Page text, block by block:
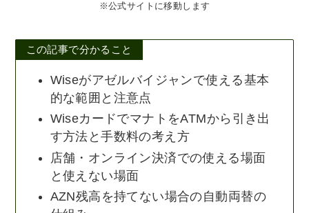
※公式サイトに移動します
この記事で分かること
Wiseがアゼルバイジャンで使える基本
的な範囲と注意点
WiseカードでマナトをATMから引き出
す方法と手数料の考え方
店舗・オンライン決済での使える場面
と使えない場面
AZN残高を持てない場合の自動両替の